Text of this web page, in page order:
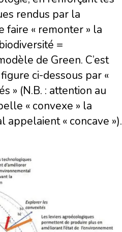
rendus par la
faire « remonter » la
=
de Green. C’est
ci-dessous par «
» (N.B. : attention au
« convexe » la
appelaient « concave »).